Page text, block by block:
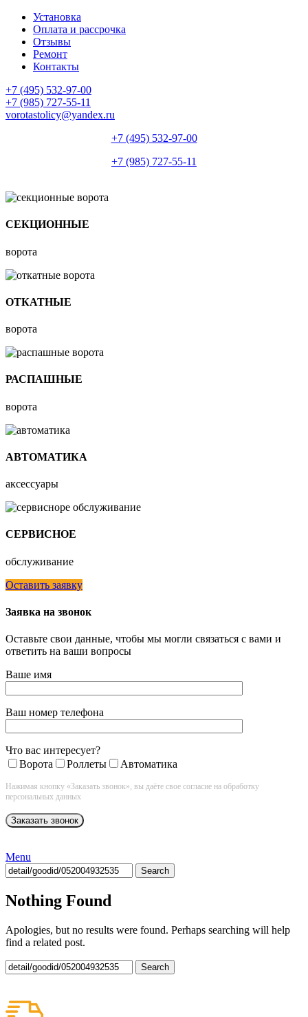
Установка
Оплата и рассрочка
Отзывы
Ремонт
Контакты
+7 (495) 532-97-00
+7 (985) 727-55-11
vorotastolicy@yandex.ru
+7 (495) 532-97-00
+7 (985) 727-55-11
СЕКЦИОННЫЕ
ворота
ОТКАТНЫЕ
ворота
РАСПАШНЫЕ
ворота
АВТОМАТИКА
аксессуары
СЕРВИСНОЕ
обслуживание
Оставить заявку
Заявка на звонок
Оставьте свои данные, чтобы мы могли связаться с вами и
ответить на ваши вопросы
Ваше имя
Ваш номер телефона
Что вас интересует?
Ворота
Роллеты Автоматика
Нажимая кнопку «Заказать звонок», вы даёте свое согласие на обработку
персональных данных
Menu
Search
Nothing Found
Apologies, but no results were found. Perhaps searching will help
find a related post.
Search